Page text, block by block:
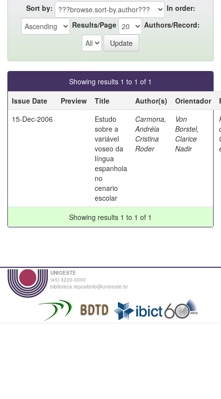
Sort by:
In order:
Results/Page
Authors/Record:
Showing results 1 to 1 of 1
Issue Date
Preview Title Author(s) Orientador
15-Dec-2006
Estudo
sobre a
variável
voseo da
língua
espanhola
no
cenario
escolar
Carmona,
Andréia
Cristina
Roder
Von
Borstel,
Clarice
Nadir
Showing results 1 to 1 of 1
UNIOESTE
(45) 3220-3000
biblioteca.repositorio@unioeste.br